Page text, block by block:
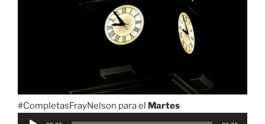
#CompletasFrayNelson para el Martes
Reproductor